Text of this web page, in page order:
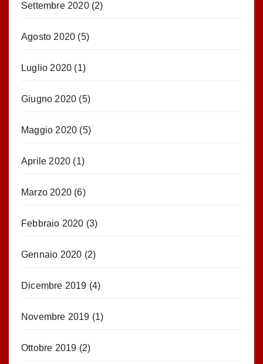
Settembre 2020(2)
Agosto 2020 (5)
Luglio 2020 (1)
Giugno 2020 (5)
Maggio 2020 (5)
Aprile 2020 (1)
Marzo 2020 (6)
Febbraio 2020 (3)
Gennaio 2020 (2)
Dicembre 2019 (4)
Novembre 2019 (1)
Ottobre 2019 (2)